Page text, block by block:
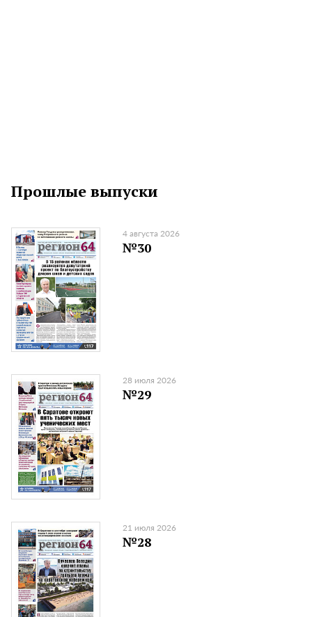
Прошлые выпуски
4 августа 2026
№30
28 июля 2026
№29
21 июля 2026
№28